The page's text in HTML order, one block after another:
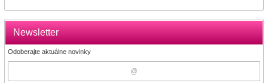
Newsletter
Odoberajte aktuálne novinky